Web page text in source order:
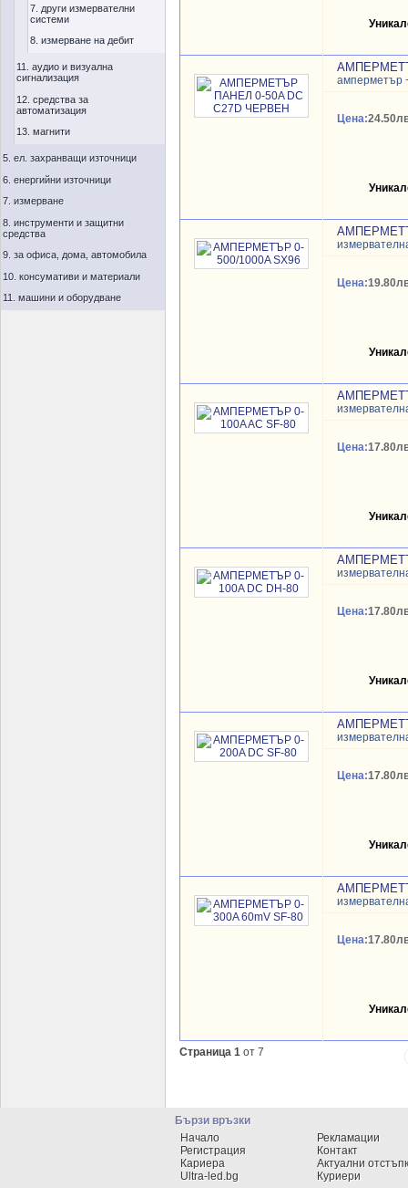
7. други измервателни
системи
8. измерване на дебит
11. аудио и визуална
сигнализация
12. средства за
автоматизация
13. магнити
5. ел. захранващи източници
6. енергийни източници
7. измерване
8. инструменти и защитни
средства
9. за офиса, дома, автомобила
10. консумативи и материали
11. машини и оборудване
амперметър
Цена:
Цена:
Цена:
Цена:
Цена:
Цена:
Страница 1 от 7
Бързи връзки
Начало
Рекламации
Регистрация
Контакт
Кариера
Актуални
Ultra-led.bg
Куриери